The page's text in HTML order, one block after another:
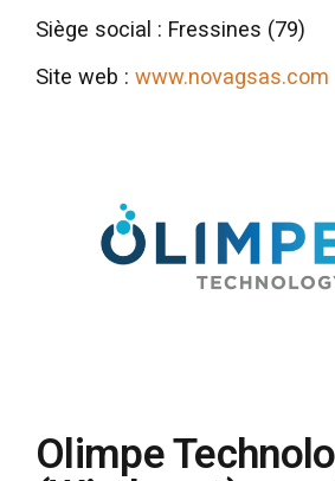
Siège social : Fressines (79)
Site web : www.novagsas.com
Olimpe